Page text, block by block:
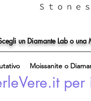
un Diamante Lab o
Moissanite o